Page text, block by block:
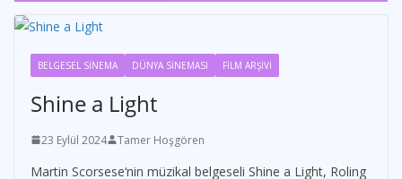
BELGESEL SİNEMA DÜNYA SİNEMASI FİLM ARŞİVİ
Shine a Light
23 Eylül 2024 Tamer Hoşgören
Martin Scorsese‘nin müzikal belgeseli Shine a Light, Roling